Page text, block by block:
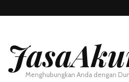
Menghubungkan Anda dengan